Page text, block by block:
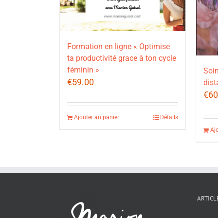
Formation en ligne « Optimise
ta productivité grace à ton cycle
féminin »
€59.00
Ajouter au panier Détails
€